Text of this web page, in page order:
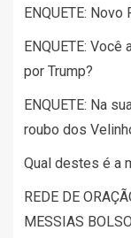
ENQUETE:
ENQUETE:
por Trump?
ENQUETE: Na
roubo dos
Qual destes é a
REDE DE
MESSIAS